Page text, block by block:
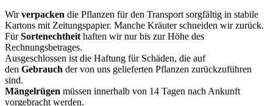
Wirverpacken die Pflanzen für den Transport sorgfältig in stabile
Kartons mit Zeitungspapier. Manche Kräuter schneiden wir zurück.
FürSortenechtheit haften wir nur bis zur Höhe des
Rechnungsbetrages.
Ausgeschlossen ist die Haftung für Schäden, die auf
den Gebrauch der von uns gelieferten Pflanzen zurückzuführen
sind.
Mängelrügen müssen innerhalb von 14 Tagen nach Ankunft
vorgebracht werden.